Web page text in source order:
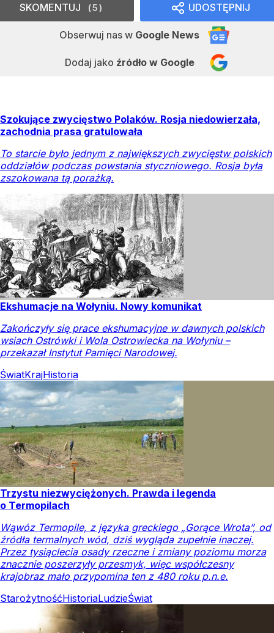
UDOSTĘPNIJ
Obserwuj nas w Google News
Dodaj jako źródło w Google
SKOMENTUJ 5
Szokujące zwycięstwo Polaków. Rosja niedowierzała,
zachodnia prasa gratulowała
To starcie było jednym z największych zwycięstw polskich
oddziałów podczas powstania styczniowego. Rosja była
zszokowana tą porażką.
Ekshumacje na Wołyniu. Nowy komunikat
Zakończyły się prace ekshumacyjne w dawnych polskich
wsiach Ostrówki i Wola Ostrowiecka na Wołyniu –
przekazał Instytut Pamięci Narodowej.
ŚwiatKrajHistoria
Trzystu niezwyciężonych. Prawda i legenda
o Termopilach
Wąwóz Termopile, z języka greckiego „Gorące Wrota”, od
źródła termalnych wód, dziś wygląda zupełnie inaczej.
Przez tysiąclecia osady rzeczne i zmiany poziomu morza
znacznie poszerzyły przesmyk, więc współczesny
krajobraz mało przypomina ten z 480 roku p.n.e.
StarożytnośćHistoriaLudzieŚwiat